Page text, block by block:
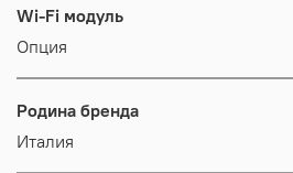
Wi-Fi модуль
Опция
Родина бренда
Италия